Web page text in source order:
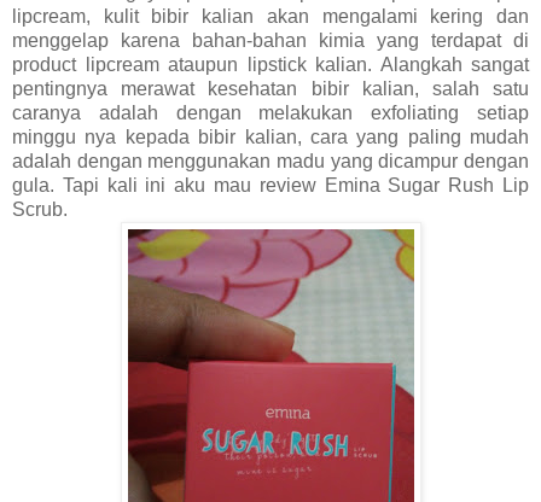
lipcream, kulit bibir kalian akan mengalami kering dan
menggelap karena bahan-bahan kimia yang terdapat di
product lipcream ataupun lipstick kalian. Alangkah sangat
pentingnya merawat kesehatan bibir kalian, salah satu
caranya adalah dengan melakukan exfoliating setiap
minggu nya kepada bibir kalian, cara yang paling mudah
adalah dengan menggunakan madu yang dicampur dengan
gula. Tapi kali ini aku mau review Emina Sugar Rush Lip
Scrub.